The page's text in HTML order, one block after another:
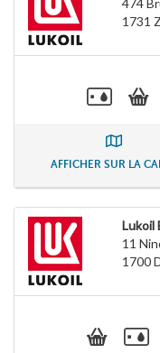
474
1731
AFFICHER SUR LA
Lukoil
11
1700